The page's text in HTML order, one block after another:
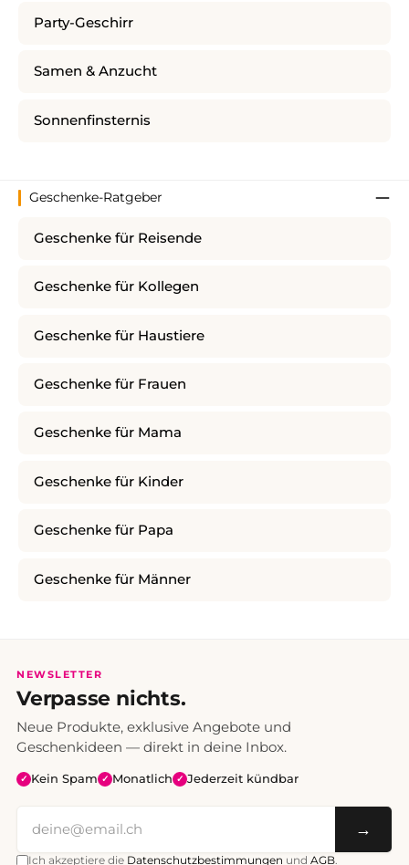
Party-Geschirr
Samen & Anzucht
Sonnenfinsternis
Geschenke-Ratgeber
Geschenke für Reisende
Geschenke für Kollegen
Geschenke für Haustiere
Geschenke für Frauen
Geschenke für Mama
Geschenke für Kinder
Geschenke für Papa
Geschenke für Männer
NEWSLETTER
Verpasse nichts.
Neue Produkte, exklusive Angebote und
Geschenkideen — direkt in deine Inbox.
✓ Kein Spam ✓ Monatlich ✓ Jederzeit kündbar
→
Ich akzeptiere die Datenschutzbestimmungen und AGB.